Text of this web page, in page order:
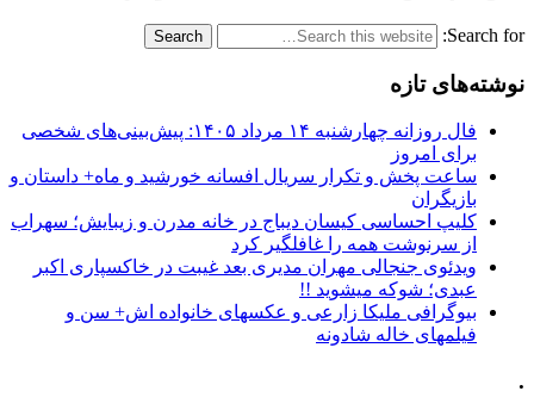
Search for:
نوشته‌های تازه
فال روزانه چهارشنبه ۱۴ مرداد ۱۴۰۵: پیش‌بینی‌های شخصی
برای امروز
ساعت پخش و تکرار سریال افسانه خورشید و ماه+ داستان و
بازیگران
کلیپ احساسی کیسان دیباج در خانه مدرن و زیبایش؛ سهراب
از سرنوشت همه را غافلگیر کرد
ویدئوی جنجالی مهران مدیری بعد غیبت در خاکسپاری اکبر
عبدی؛ شوکه میشوید !!
بیوگرافی ملیکا زارعی و عکسهای خانواده اش+ سن و
فیلمهای خاله شادونه
.